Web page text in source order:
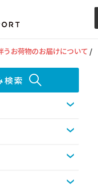
うお荷物のお届けについて /
検索